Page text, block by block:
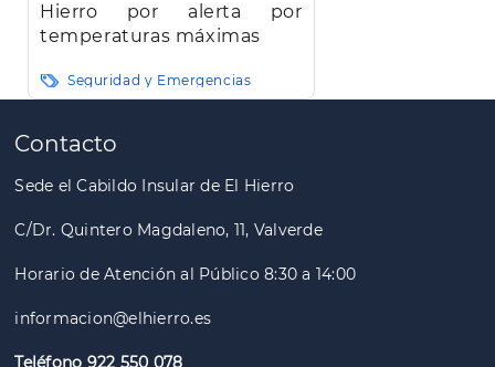
Hierro por alerta por
temperaturas máximas
Seguridad y Emergencias
Paginación
Contacto
Sede el Cabildo Insular de El Hierro
C/Dr. Quintero Magdaleno, 11, Valverde
Horario de Atención al Público 8:30 a 14:00
informacion@elhierro.es
Teléfono 922 550 078